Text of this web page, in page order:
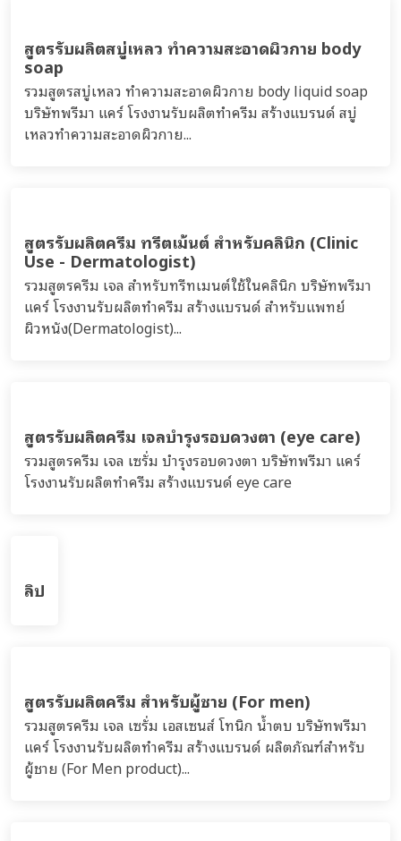
สูตรรับผลิตผลิตภัณฑ์ดูแลเส้นผม และริมฝีปาก
รวมสูตร ลิปบำรุงริมฝีปาก ผลิตภัณฑ์เซรั่ม น้ำตบ โทนิก
เเชมพู ครีมนวด ครีมหมักผม ผมร่วง ผมหงอก ตามแนวคิด
ปลูกผม ปลูกหนวด ปลูกคิ้ว ปลูกจอน ปลูกเครา ปลูกขนตา...